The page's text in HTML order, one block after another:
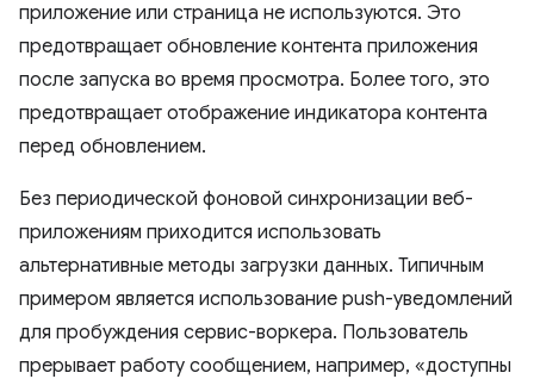
приложение или страница не используются. Это
предотвращает обновление контента приложения
после запуска во время просмотра. Более того, это
предотвращает отображение индикатора контента
перед обновлением.
Без периодической фоновой синхронизации веб-
приложениям приходится использовать
альтернативные методы загрузки данных. Типичным
примером является использование push-уведомлений
для пробуждения сервис-воркера. Пользователь
прерывает работу сообщением, например, «доступны